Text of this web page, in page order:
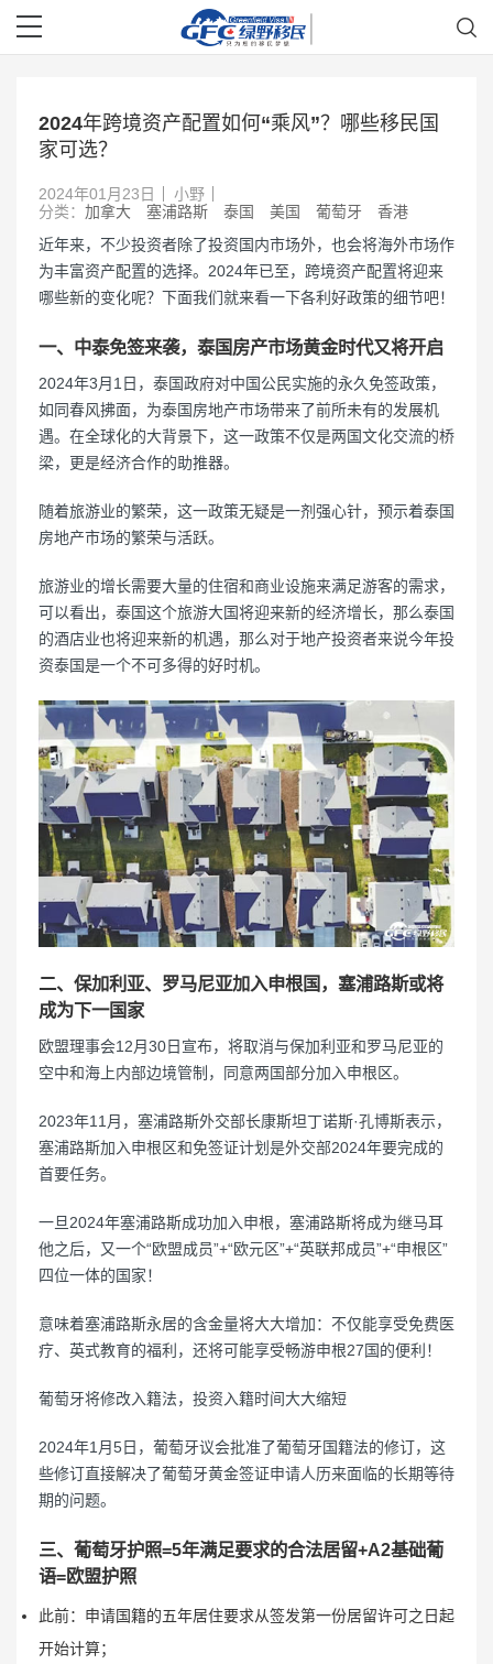
2024年跨境资产配置如何“乘风”？哪些移民国
家可选？
2024年01月23日
小野
分类： 加拿大 塞浦路斯 泰国 美国 葡萄牙
香港
近年来，不少投资者除了投资国内市场外，也会将海外市场作
为丰富资产配置的选择。2024年已至，跨境资产配置将迎来
哪些新的变化呢？下面我们就来看一下各利好政策的细节吧！
一、中泰免签来袭，泰国房产市场黄金时代又将开启
2024年3月1日，泰国政府对中国公民实施的永久免签政策，
如同春风拂面，为泰国房地产市场带来了前所未有的发展机
遇。在全球化的大背景下，这一政策不仅是两国文化交流的桥
梁，更是经济合作的助推器。
随着旅游业的繁荣，这一政策无疑是一剂强心针，预示着泰国
房地产市场的繁荣与活跃。
旅游业的增长需要大量的住宿和商业设施来满足游客的需求，
可以看出，泰国这个旅游大国将迎来新的经济增长，那么泰国
的酒店业也将迎来新的机遇，那么对于地产投资者来说今年投
资泰国是一个不可多得的好时机。
二、保加利亚、罗马尼亚加入申根国，塞浦路斯或将
成为下一国家
欧盟理事会12月30日宣布，将取消与保加利亚和罗马尼亚的
空中和海上内部边境管制，同意两国部分加入申根区。
2023年11月，塞浦路斯外交部长康斯坦丁诺斯·孔博斯表示，
塞浦路斯加入申根区和免签证计划是外交部2024年要完成的
首要任务。
一旦2024年塞浦路斯成功加入申根，塞浦路斯将成为继马耳
他之后，又一个“欧盟成员”+“欧元区”+“英联邦成员”+“申根区”
四位一体的国家！
意味着塞浦路斯永居的含金量将大大增加：不仅能享受免费医
疗、英式教育的福利，还将可能享受畅游申根27国的便利！
葡萄牙将修改入籍法，投资入籍时间大大缩短
2024年1月5日，葡萄牙议会批准了葡萄牙国籍法的修订，这
些修订直接解决了葡萄牙黄金签证申请人历来面临的长期等待
期的问题。
三、葡萄牙护照=5年满足要求的合法居留+A2基础葡
语=欧盟护照
此前：申请国籍的五年居住要求从签发第一份居留许可之日起
开始计算；